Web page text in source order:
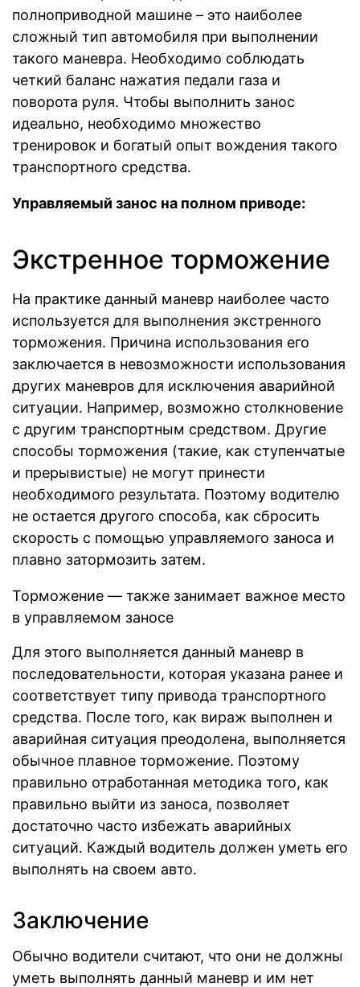
полноприводной машине – это наиболее
сложный тип автомобиля при выполнении
такого маневра. Необходимо соблюдать
четкий баланс нажатия педали газа и
поворота руля. Чтобы выполнить занос
идеально, необходимо множество
тренировок и богатый опыт вождения такого
транспортного средства.
Управляемый занос на полном приводе:
Экстренное торможение
На практике данный маневр наиболее часто
используется для выполнения экстренного
торможения. Причина использования его
заключается в невозможности использования
других маневров для исключения аварийной
ситуации. Например, возможно столкновение
с другим транспортным средством. Другие
способы торможения (такие, как ступенчатые
и прерывистые) не могут принести
необходимого результата. Поэтому водителю
не остается другого способа, как сбросить
скорость с помощью управляемого заноса и
плавно затормозить затем.
Торможение — также занимает важное место
в управляемом заносе
Для этого выполняется данный маневр в
последовательности, которая указана ранее и
соответствует типу привода транспортного
средства. После того, как вираж выполнен и
аварийная ситуация преодолена, выполняется
обычное плавное торможение. Поэтому
правильно отработанная методика того, как
правильно выйти из заноса, позволяет
достаточно часто избежать аварийных
ситуаций. Каждый водитель должен уметь его
выполнять на своем авто.
Заключение
Обычно водители считают, что они не должны
уметь выполнять данный маневр и им нет